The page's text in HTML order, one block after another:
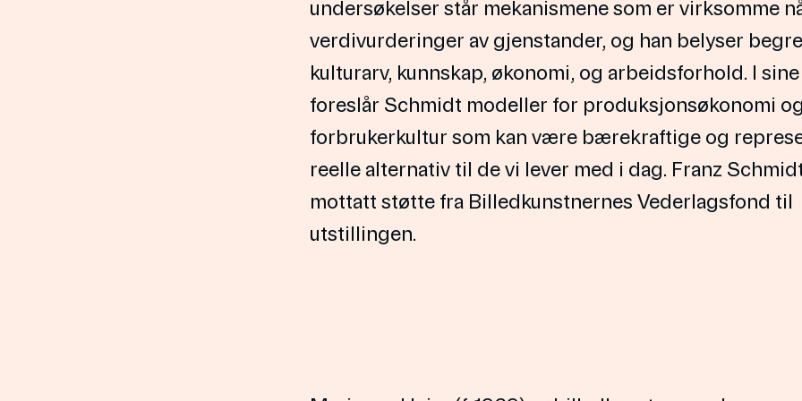
undersøkelser står mekanismene som er virksomme
verdivurderinger av gjenstander, og han belyser
kulturarv, kunnskap, økonomi, og arbeidsforhold. I
foreslår Schmidt modeller for produksjonsøkonomi
forbrukerkultur som kan være bærekraftige og
reelle alternativ til de vi lever med i dag. Franz
mottatt støtte fra Billedkunstnernes Vederlagsfond til
utstillingen.